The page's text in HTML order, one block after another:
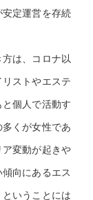
定運営を存続
は、コロナ以
ストやエステ
個人で活動す
くが女性であ
変動が起きや
向にあるエス
いうことには